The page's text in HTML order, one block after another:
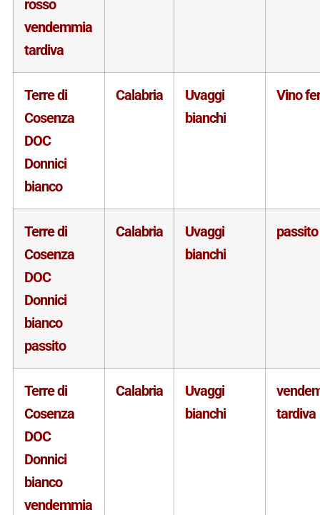
rosso
vendemmia
tardiva
Terre di
Cosenza
DOC
Donnici
bianco
Calabria
Uvaggi
bianchi
Vino
Terre di
Cosenza
DOC
Donnici
bianco
passito
Calabria
Uvaggi
bianchi
passito
Terre di
Cosenza
DOC
Donnici
bianco
vendemmia
Calabria
Uvaggi
bianchi
tardiva